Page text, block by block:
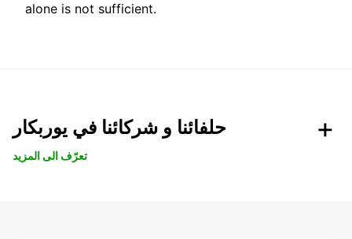
alone is not sufficient.
حلفائنا و شركائنا في يوربكار
تعرّف الى المزيد